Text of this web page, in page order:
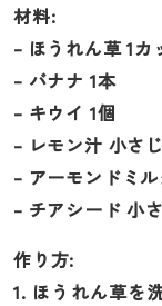
材料:
– ほうれん草 1カ
– バナナ 1本
– キウイ 1個
– レモン汁 小さ
– アーモンドミ
– チアシード 小
作り方:
1. ほうれん草を